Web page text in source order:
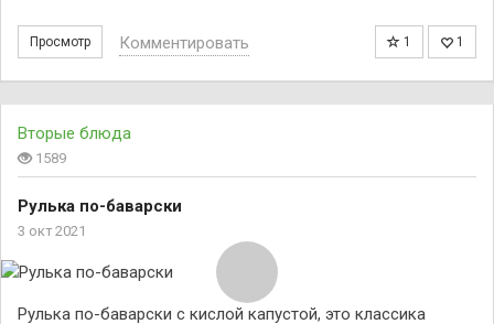
Просмотр 1 1
Комментировать
Вторые блюда
1589
Рулька по-баварски
3 окт 2021
Рулька по-баварски с кислой капустой, это классика